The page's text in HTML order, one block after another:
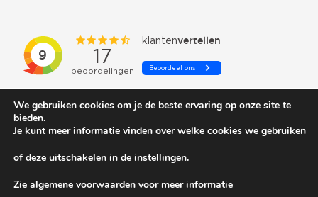
We gebruiken cookies om je de beste ervaring op onze site te
bieden.
Je kunt meer informatie vinden over welke cookies we gebruiken
of deze uitschakelen in de instellingen.
Zie algemene voorwaarden voor meer informatie